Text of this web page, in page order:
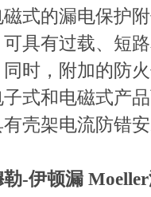
磁式的漏电保护
可具有过载、短
同时，附加的防
子式和电磁式产
有壳架电流防错
勒-伊顿漏